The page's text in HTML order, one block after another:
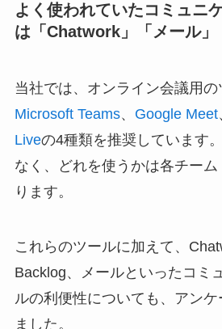
よく使われていたコミュニ
は「Chatwork」「メール」
当社では、オンライン会議用の
Microsoft Teams、 Google Meet
Liveの4種類を推奨しています
なく、どれを使うかは各チー
ります。
これらのツールに加えて、
Backlog、メールといったコミ
ルの利便性についても、アン
ました。